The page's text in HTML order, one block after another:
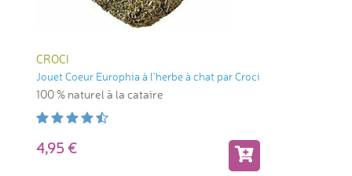
CROCI
Jouet Coeur Europhia à l'herbe à chat par Croci
100 % naturel à la cataire
4,95